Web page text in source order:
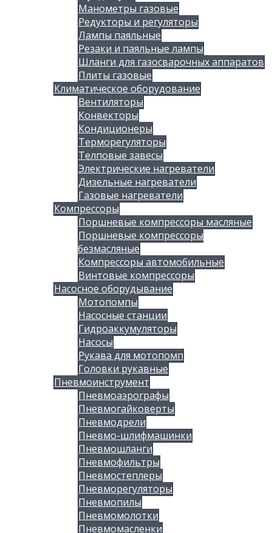
Манометры газовые
Редукторы и регуляторы
Лампы паяльные
Резаки и паяльные лампы
Шланги для газосварочных аппаратов
Плиты газовые
Климатическое оборудование
Вентиляторы
Конвекторы
Кондиционеры
Терморегуляторы
Телповые завесы
Электрические нагреватели
Дизельные нагреватели
Газовые нагреватели
Компрессоры
Поршневые компрессоры масляные
Поршневые компрессоры
безмасляные
Компрессоры автомобильные
Винтовые компрессоры
Насосное оборудывание
Мотопомпы
Насосные станции
Гидроаккумуляторы
Насосы
Рукава для мотопомп
Головки рукавные
Пневмоинструмент
Пневмоаэрографы
Пневмогайковерты
Пневмодрели
Пневмо-шлифмашинки
Пневмошланги
Пневмофильтры
Пневмостеплеры
Пневморегуляторы
Пневмопилы
Пневмомолотки
Пневмомасленки